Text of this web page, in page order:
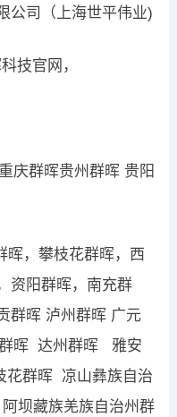
公司（上海世平伟业)
技官网，
庆群晖贵州群晖 贵阳
晖，攀枝花群晖，西
资阳群晖，南充群
群晖 泸州群晖 广元
晖 达州群晖 雅安
群晖 凉山彝族自治
坝藏族羌族自治州群